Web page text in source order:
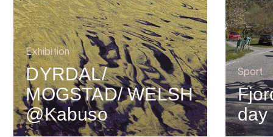
Exhibition
DYRDAL/
MOGSTAD/ WELSH
@Kabuso
Sport
day